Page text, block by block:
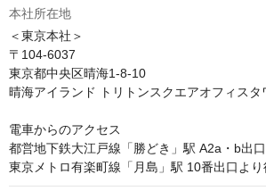
本社所在地
＜東京本社＞
〒104-6037
東京都中央区晴海1-8-10
晴海アイランド トリトンスクエアオフィスタ
電車からのアクセス
都営地下鉄大江戸線「勝どき」駅 A2a・b出
東京メトロ有楽町線「月島」駅 10番出口よ